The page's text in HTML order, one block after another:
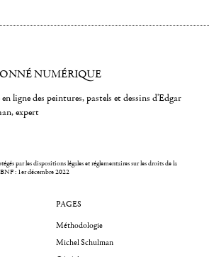
NUMÉRIQUE
ligne des peintures, pastels et dessins d'Edgar
expert
par les dispositions légales et réglementaires sur les droits de la
: 1er décembre 2022
PAGES
Méthodologie
Michel Schulman